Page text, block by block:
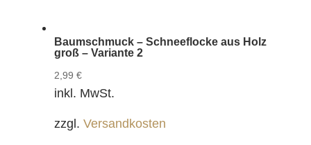
Baumschmuck – Schneeflocke aus Holz
groß – Variante 2
2,99 €
inkl. MwSt.
zzgl. Versandkosten